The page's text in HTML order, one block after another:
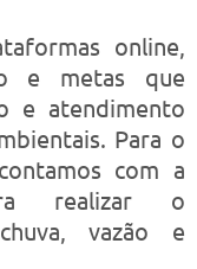
online,
e metas que
e atendimento
Para o
com a
realizar o
vazão e